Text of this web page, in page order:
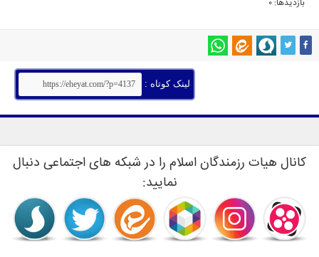
بازدیدها: 0
لینک کوتاه :
کانال هیات رزمندگان اسلام را در شبکه های اجتماعی دنبال
نمایید: